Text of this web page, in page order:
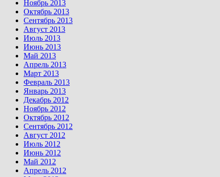
Ноябрь 2013
Октябрь 2013
Сентябрь 2013
Август 2013
Июль 2013
Июнь 2013
Май 2013
Апрель 2013
Март 2013
Февраль 2013
Январь 2013
Декабрь 2012
Ноябрь 2012
Октябрь 2012
Сентябрь 2012
Август 2012
Июль 2012
Июнь 2012
Май 2012
Апрель 2012